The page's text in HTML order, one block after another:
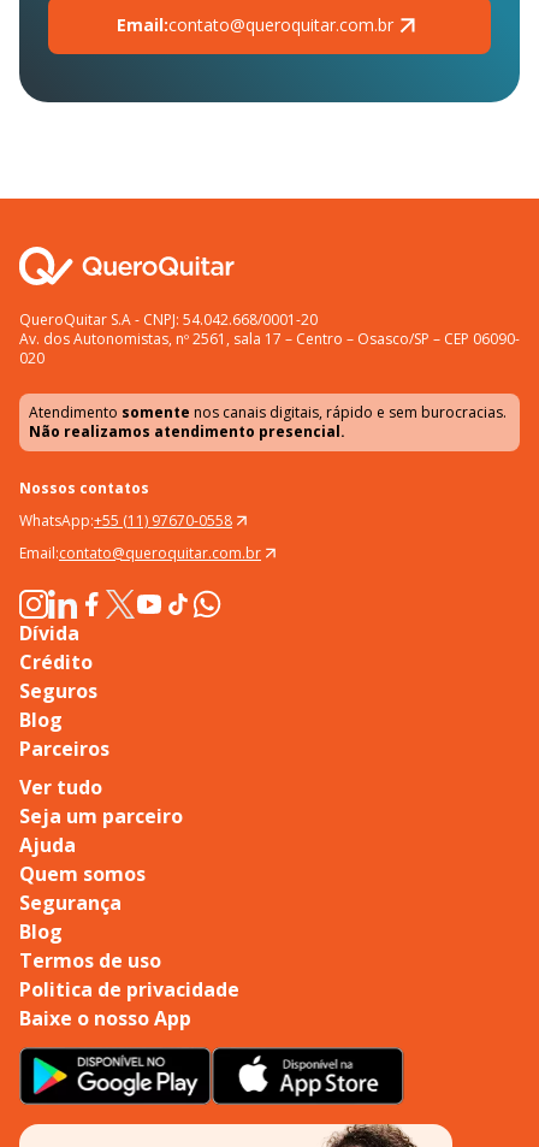
Email:contato@queroquitar.com.br
QueroQuitar S.A - CNPJ: 54.042.668/0001-20
Av. dos Autonomistas, nº 2561, sala 17 – Centro – Osasco/SP – CEP 06090-
020
Atendimento somente nos canais digitais, rápido e sem burocracias.
Não realizamos atendimento presencial.
Nossos contatos
WhatsApp:+55 (11) 97670-0558
Email:contato@queroquitar.com.br
Dívida
Crédito
Seguros
Blog
Parceiros
Ver tudo
Seja um parceiro
Ajuda
Quem somos
Segurança
Blog
Termos de uso
Politica de privacidade
Baixe o nosso App